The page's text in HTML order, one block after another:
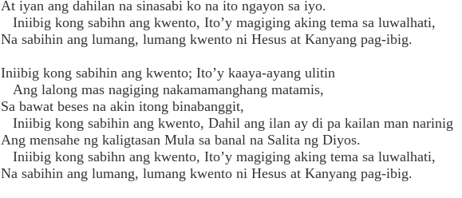
At iyan ang dahilan na sinasabi ko na ito ngayon sa iyo.
Iniibig kong sabihn ang kwento, Ito’y magiging aking tema sa luwalhati,
Na sabihin ang lumang, lumang kwento ni Hesus at Kanyang pag-ibig.
Iniibig kong sabihin ang kwento; Ito’y kaaya-ayang ulitin
Ang lalong mas nagiging nakamamanghang matamis,
Sa bawat beses na akin itong binabanggit,
Iniibig kong sabihin ang kwento, Dahil ang ilan ay di pa kailan man narinig
Ang mensahe ng kaligtasan Mula sa banal na Salita ng Diyos.
Iniibig kong sabihn ang kwento, Ito’y magiging aking tema sa luwalhati,
Na sabihin ang lumang, lumang kwento ni Hesus at Kanyang pag-ibig.